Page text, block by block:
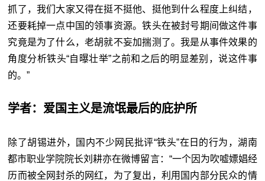
抓了，我们大家又得在挺不挺他、挺他到什么程度上纠结，
还要耗掉一点中国的领事资源。铁头在被封号期间做这件事
究竟是为了什么，老胡就不妄加揣测了。我是从事件效果的
角度分析铁头“自曝壮举”之前和之后的明显差别，说这件事
的。”
学者：爱国主义是流氓最后的庇护所
除了胡锡进外，国内不少网民批评“铁头”在日的行为，湖南
都市职业学院院长刘耕亦在微博留言：“一个因为吹嘘嫖娼经
历而被全网封杀的网红，为了复出，利用国内部分民众的情